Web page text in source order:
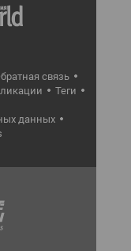
связь
Теги
данных